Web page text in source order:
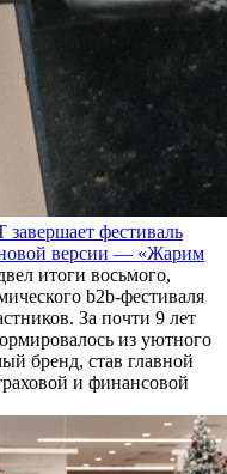
фестиваль
новой версии — «Жарим
итоги восьмого,
b2b-фестиваля
За почти 9 лет
из уютного
бренд, став главной
и финансовой